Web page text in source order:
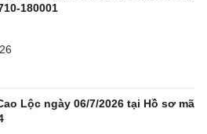
180001
Lộc ngày 06/7/2026 tại Hồ sơ mã